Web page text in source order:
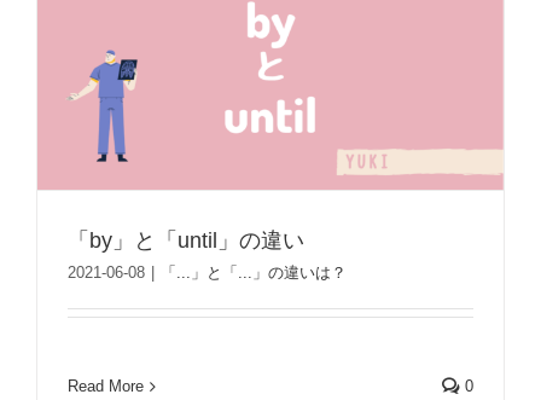
「by」と「until」の違い
2021-06-08 「...」と「...」の違いは？
Read More 0